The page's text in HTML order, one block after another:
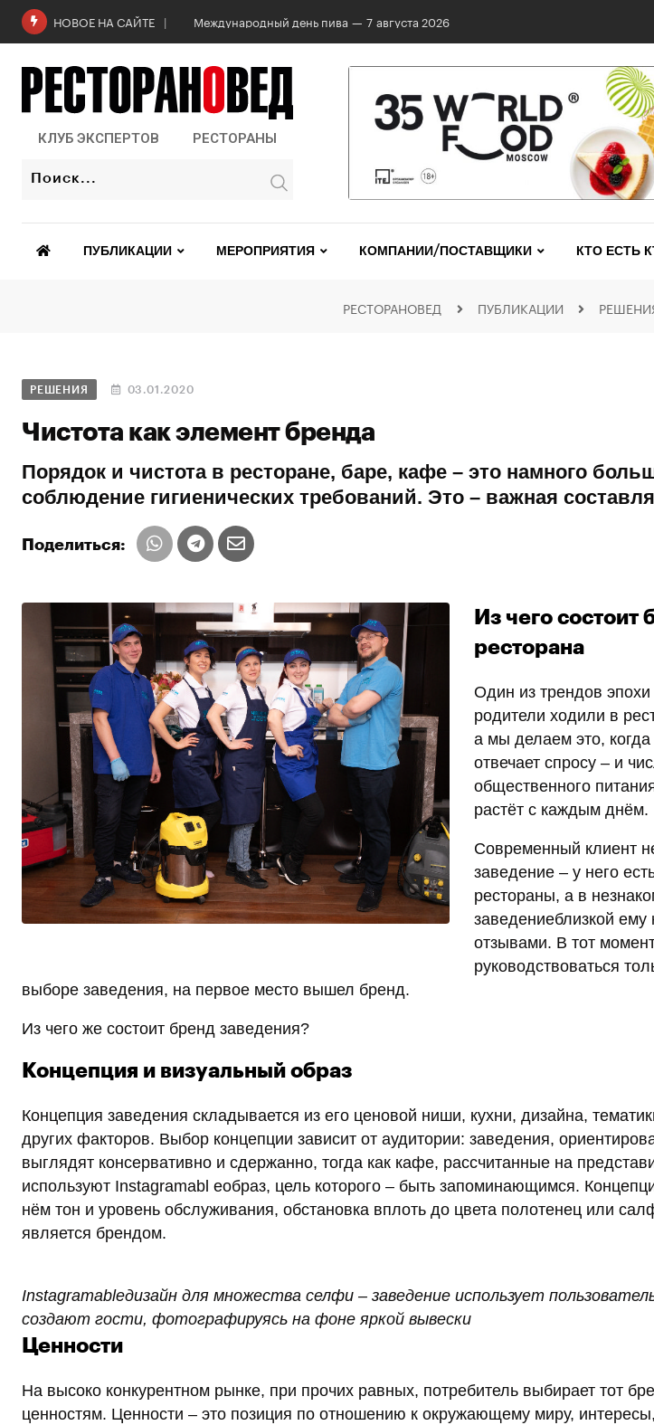
НОВОЕ НА САЙТЕ Роскачество проверило бургеры в 20 сетях: выявлены нарушения и названы
КЛУБ ЭКСПЕРТОВ РЕСТОРАНЫ
ПУБЛИКАЦИИ МЕРОПРИЯТИЯ КОМПАНИИ/ПОСТАВЩИКИ КТО ЕСТЬ
РЕСТОРАНОВЕД ПУБЛИКАЦИИ
РЕШЕНИЯ 03.01.2020
Чистота как элемент бренда
Порядок и чистота в ресторане, баре, кафе – это намного
соблюдение гигиенических требований. Это – важная
Поделиться:
Из чего состоит
ресторана
Один из трендов
родители ходили в
а мы делаем это,
отвечает спросу – и
общественного
растёт с каждым днём.
Современный клиент
заведение – у него
рестораны, а в
заведениеблизкой
отзывами. В тот
руководствоваться
выборе заведения, на первое место вышел бренд.
Из чего же состоит бренд заведения?
Концепция и визуальный образ
Концепция заведения складывается из его ценовой ниши, кухни, дизайна,
других факторов. Выбор концепции зависит от аудитории: заведения,
выглядят консервативно и сдержанно, тогда как кафе, рассчитанные на
используют Instagramabl eобраз, цель которого – быть запоминающимся.
нём тон и уровень обслуживания, обстановка вплоть до цвета полотенец или
является брендом.
Instagramableдизайн для множества селфи – заведение использует
создают гости, фотографируясь на фоне яркой вывески
Ценности
На высоко конкурентном рынке, при прочих равных, потребитель выбирает тот
ценностям. Ценности – это позиция по отношению к окружающему миру,